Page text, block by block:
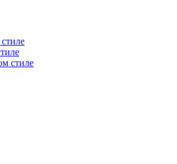
стиле